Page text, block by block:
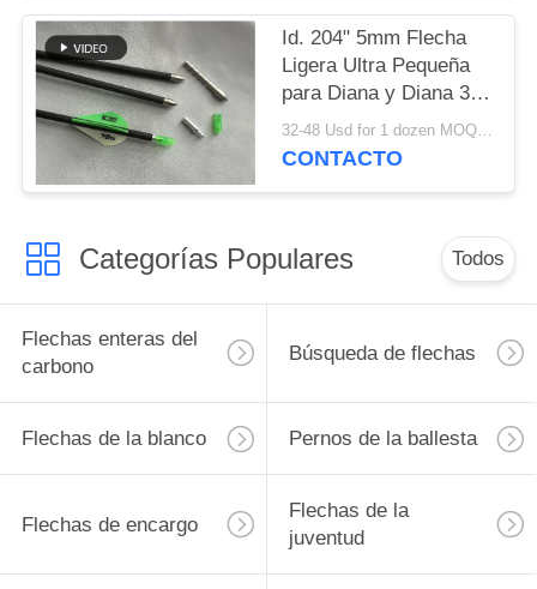
Id. 204" 5mm Flecha
Ligera Ultra Pequeña
para Diana y Diana 3D
Spine
250/300/350/400/500/600/
32-48 Usd for 1 dozen MOQ:2 docenas
CONTACTO
Categorías Populares Todos
Flechas enteras del
carbono
Búsqueda de flechas
Flechas de la blanco Pernos de la ballesta
Flechas de encargo
Flechas de la
juventud